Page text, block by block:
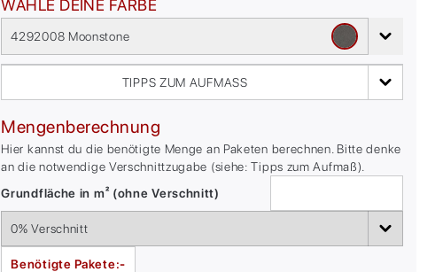
WÄHLE DEINE FARBE
4292008 Moonstone
TIPPS ZUM AUFMASS
Mengenberechnung
Hier kannst du die benötigte Menge an Paketen berechnen. Bitte denke
an die notwendige Verschnittzugabe (siehe: Tipps zum Aufmaß).
Grundfläche in m² (ohne Verschnitt)
Benötigte Pakete:-